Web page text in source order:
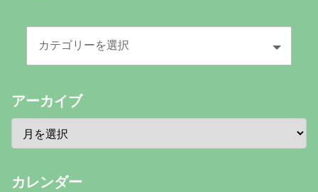
アーカイブ
カレンダー